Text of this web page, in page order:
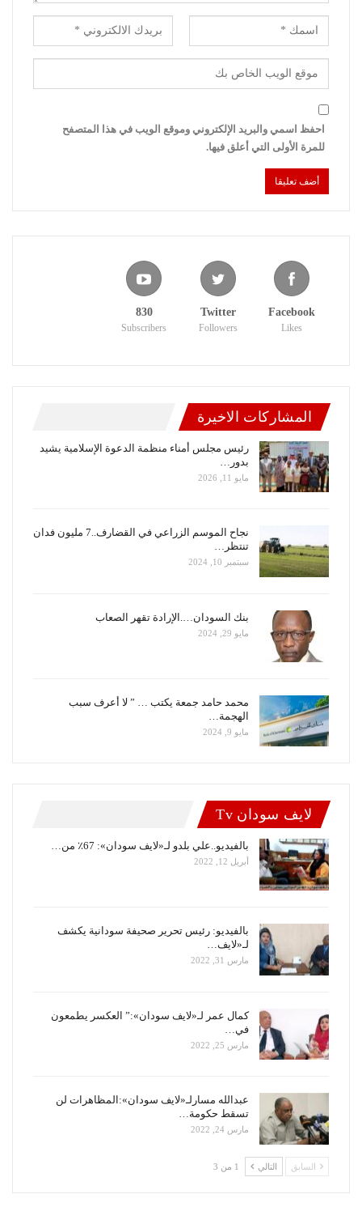
احفظ اسمي والبريد الإلكتروني وموقع الويب في هذا المتصفح
للمرة الأولى التي أعلق فيها.
Facebook
Likes
Twitter
Followers
830
Subscribers
المشاركات الاخيرة
رئيس مجلس أمناء منظمة الدعوة الإسلامية يشيد
بدور…
مايو 11, 2026
نجاح الموسم الزراعي في القضارف..7 مليون فدان
تنتظر…
سبتمبر 10, 2024
بنك السودان….الإرادة تقهر الصعاب
مايو 29, 2024
محمد حامد جمعة يكتب … ” لا أعرف سبب
الهجمة…
مايو 9, 2024
لايف سودان Tv
بالفيديو..علي بلدو لـ«لايف سودان»: 67٪ من…
أبريل 12, 2022
بالفيديو: رئيس تحرير صحيفة سودانية يكشف
لـ«لايف…
مارس 31, 2022
كمال عمر لـ«لايف سودان»:” العكسر يطمعون
في…
مارس 25, 2022
عبدالله مسارلـ«لايف سودان»:المظاهرات لن
تسقط حكومة…
مارس 24, 2022
السابق التالي 1 من 3